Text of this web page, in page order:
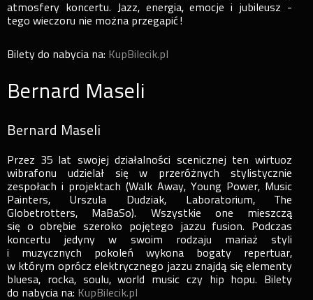
atmosfery koncertu. Jazz, energia, emocje i jubileusz -
tego wieczoru nie można przegapić!
Bilety do nabycia na: KupBilecik.pl
Bernard Maseli
Bernard Maseli
Przez 35 lat swojej działalności scenicznej ten wirtuoz
wibrafonu udzielał się w przeróżnych stylistycznie
zespołach i projektach (Walk Away, Young Power, Music
Painters, Urszula Dudziak, Laboratorium, The
Globetrotters, MaBaSo). Wszystkie one mieszczą
się o obrębie szeroko pojętego jazzu fusion. Podczas
koncertu jedyny w swoim rodzaju mariaż styli
i muzycznych pokoleń wykona bogaty repertuar,
w którym oprócz elektrycznego jazzu znajdą się elementy
bluesa, rocka, soulu, world music czy hip hopu. Bilety
do nabycia na: KupBilecik.pl